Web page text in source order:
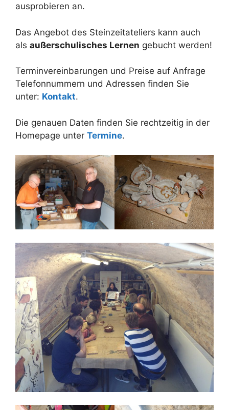
ausprobieren an.
Das Angebot des Steinzeitateliers kann auch
als außerschulisches Lernen gebucht werden!
Terminvereinbarungen und Preise auf Anfrage
Telefonnummern und Adressen finden Sie
unter: Kontakt.
Die genauen Daten finden Sie rechtzeitig in der
Homepage unter Termine.